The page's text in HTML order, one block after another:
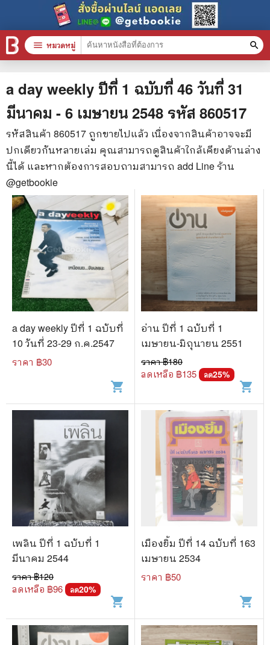
a day weekly ปีที่ 1 ฉบับที่ 46 วันที่ 31
มีนาคม - 6 เมษายน 2548 รหัส 860517
รหัสสินค้า 860517 ถูกขายไปแล้ว เนื่องจากสินค้าอาจจะมี
ปกเดียวกันหลายเล่ม คุณสามารถดูสินค้าใกล้เคียงด้านล่าง
นี้ได้ และหากต้องการสอบถามสามารถ add Line ร้าน
@getbookie
a day weekly ปีที่ 1 ฉบับที่
10 วันที่ 23-29 ก.ค.2547
ราคา ฿30
shopping_cart
อ่าน ปีที่ 1 ฉบับที่ 1
เมษายน-มิถุนายน 2551
ราคา ฿180
ลดเหลือ ฿135 ลด25%
shopping_cart
เพลิน ปีที่ 1 ฉบับที่ 1
มีนาคม 2544
ราคา ฿120
ลดเหลือ ฿96 ลด20%
shopping_cart
เมืองยิ้ม ปีที่ 14 ฉบับที่ 163
เมษายน 2534
ราคา ฿50
shopping_cart
menu หมวดหมู่ search
หมวดหมู่สินค้า clear
หนังสือทั้งหมด
stars สินค้าใช้เฉพาะแต้มเท่านั้น
📚 หนังสือทั่วไป
🦄 วรรณกรรม นิยาย เรื่องสั้น
🎓 การศึกษา
😼 หนังสือการ์ตูน
🐲 หนังสือเด็ก
📕 นิตยสาร
🌎 International Books
🎲 Board Game
📅 สินค้าอื่นๆ